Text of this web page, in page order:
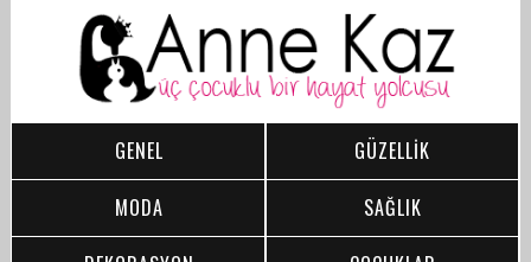
GENEL
GÜZELLİK
MODA
SAĞLIK